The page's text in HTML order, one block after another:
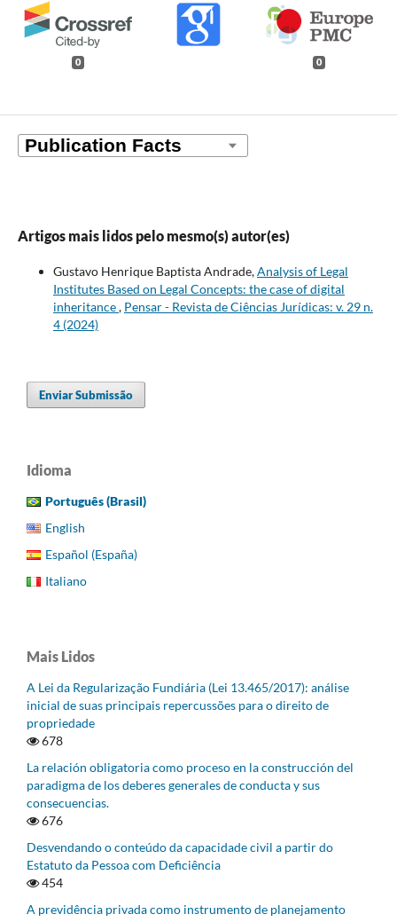
0 0
Artigos mais lidos pelo mesmo(s) autor(es)
Gustavo Henrique Baptista Andrade,Analysis of Legal
Institutes Based on Legal Concepts: the case of digital
inheritance, Pensar - Revista de Ciências Jurídicas: v. 29 n.
4 (2024)
Enviar Submissão
Idioma
Português (Brasil)
English
Español (España)
Italiano
Mais Lidos
A Lei da Regularização Fundiária (Lei 13.465/2017): análise
inicial de suas principais repercussões para o direito de
propriedade
678
La relación obligatoria como proceso en la construcción del
paradigma de los deberes generales de conducta y sus
consecuencias.
676
Desvendando o conteúdo da capacidade civil a partir do
Estatuto da Pessoa com Deficiência
454
A previdência privada como instrumento de planejamento